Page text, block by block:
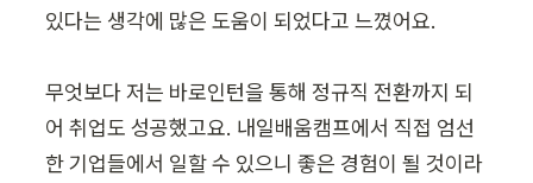
있다는 생각에 많은 도움이 되었다고 느꼈어요.
무엇보다 저는 바로인턴을 통해 정규직 전환까지 되
어 취업도 성공했고요. 내일배움캠프에서 직접 엄선
한 기업들에서 일할 수 있으니 좋은 경험이 될 것이라